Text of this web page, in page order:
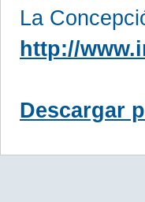
La
http://
Descargar